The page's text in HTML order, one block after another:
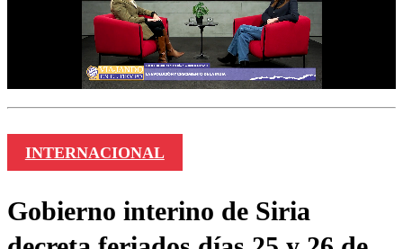
INTERNACIONAL
Gobierno interino de Siria